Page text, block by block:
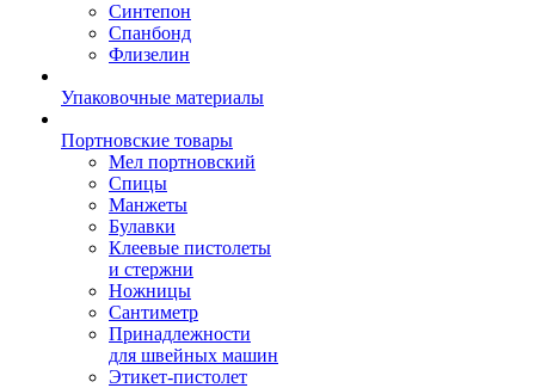
Синтепон
Спанбонд
Флизелин
Упаковочные материалы
Портновские товары
Мел портновский
Спицы
Манжеты
Булавки
Клеевые пистолеты
и стержни
Ножницы
Сантиметр
Принадлежности
для швейных машин
Этикет-пистолет